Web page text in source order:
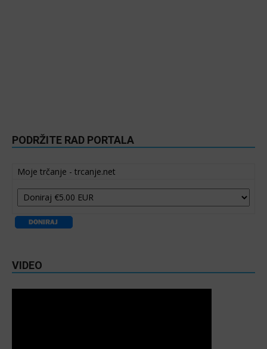
PODRŽITE RAD PORTALA
Moje trčanje - trcanje.net
VIDEO